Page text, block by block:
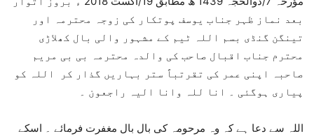
بعد نماز ظہر جناب یوسف پوتکار کی زوجہ محترمہ اور
تینگن گنڈی بسم اللہ ٹیم کے مشہور والی بال کھلاڑی
محترم جناب اقبال صاحب کی والدہ محترمہ بی بی مریم
صاحبہ اپنی عمر کی تقرتباً ستر بہاریں گذار کر اللہ کو
پیاری ہوگئی ۔ انا للہ وانا الیہ راجعون ۔
اللہ سے دعا ہے کہ وہ مرحومہ کی بال بال مغفرت فرمائے ۔ اسکے